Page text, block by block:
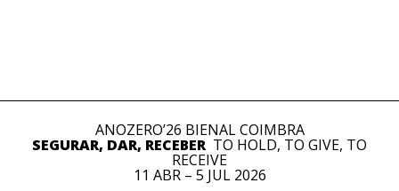
ANOZERO’26 BIENAL COIMBRA
SEGURAR, DAR, RECEBERTO HOLD, TO GIVE, TO
RECEIVE
11 ABR – 5 JUL 2026